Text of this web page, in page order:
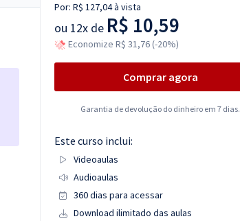
Por: R$ 127,04à vista
ou 12x de R$ 10,59
Economize R$ 31,76 (-20%)
Comprar agora
Garantia de devolução do dinheiro em 7 dias.
Este curso inclui:
Videoaulas
Audioaulas
360 dias para acessar
Download ilimitado das aulas